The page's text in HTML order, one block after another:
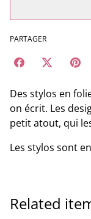
PARTAGER
Des stylos en
on écrit. Les
petit atout, qui
Les stylos sont
Related